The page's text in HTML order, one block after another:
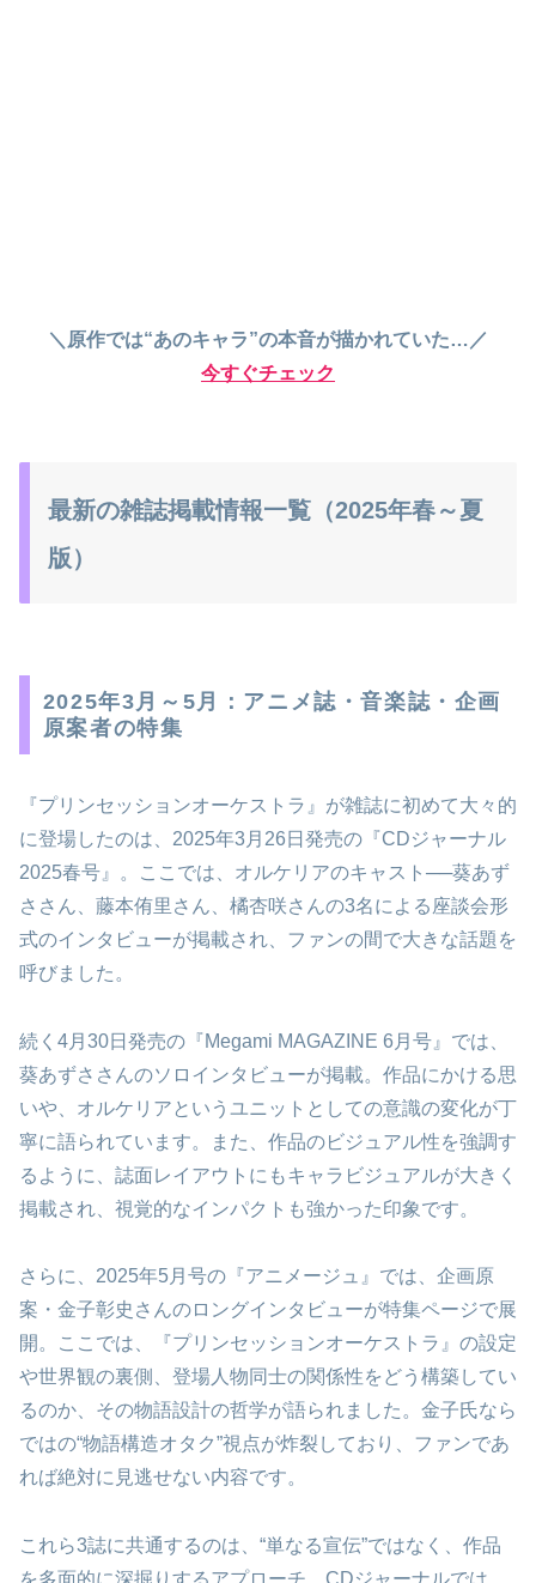
＼原作では“あのキャラ”の本音が描かれていた…／
今すぐチェック
最新の雑誌掲載情報一覧（2025年春～夏
版）
2025年3月～5月：アニメ誌・音楽誌・企画
原案者の特集
『プリンセッションオーケストラ』が雑誌に初めて大々的
に登場したのは、2025年3月26日発売の『CDジャーナル
2025春号』。ここでは、オルケリアのキャスト──葵あず
ささん、藤本侑里さん、橘杏咲さんの3名による座談会形
式のインタビューが掲載され、ファンの間で大きな話題を
呼びました。
続く4月30日発売の『Megami MAGAZINE 6月号』では、
葵あずささんのソロインタビューが掲載。作品にかける思
いや、オルケリアというユニットとしての意識の変化が丁
寧に語られています。また、作品のビジュアル性を強調す
るように、誌面レイアウトにもキャラビジュアルが大きく
掲載され、視覚的なインパクトも強かった印象です。
さらに、2025年5月号の『アニメージュ』では、企画原
案・金子彰史さんのロングインタビューが特集ページで展
開。ここでは、『プリンセッションオーケストラ』の設定
や世界観の裏側、登場人物同士の関係性をどう構築してい
るのか、その物語設計の哲学が語られました。金子氏なら
ではの“物語構造オタク”視点が炸裂しており、ファンであ
れば絶対に見逃せない内容です。
これら3誌に共通するのは、“単なる宣伝”ではなく、作品